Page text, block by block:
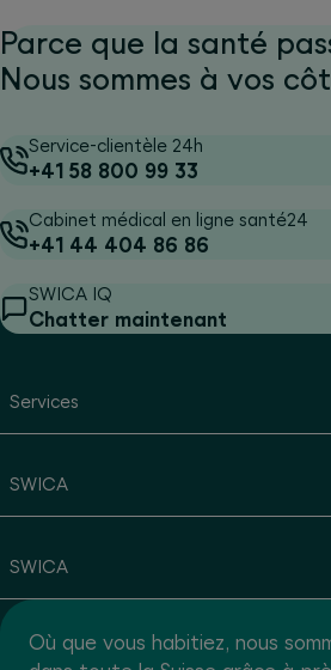
Parce que la santé
Nous sommes à vos
Service-clientèle 24h
+41 58 800 99 33
Cabinet médical en ligne santé24
+41 44 404 86 86
SWICA IQ
Chatter maintenant
Services
SWICA
SWICA
Où que vous habitiez, nous